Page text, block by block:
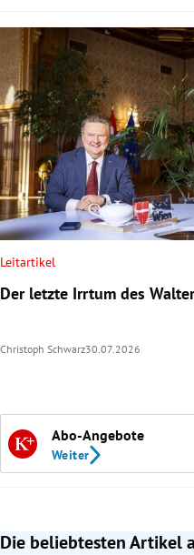
Leitartikel
Der letzte Irrtum des
Christoph Schwarz30.07.2026
Abo-Angebote
Weiter
Die beliebtesten Artikel
Slide 1 von 7